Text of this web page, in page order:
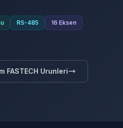
RS-485
16 Eksen
FASTECH Urunleri